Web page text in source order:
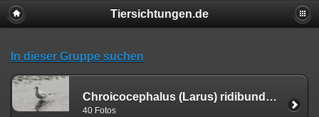
Tiersichtungen.de
In dieser Gruppe suchen
Chroicocephalus (Larus) ridibundus (Linnæus, 1766)
40 Fotos